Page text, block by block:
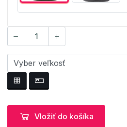
Vložiť do košíka